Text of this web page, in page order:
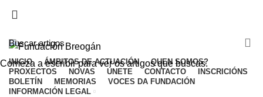
INICIO ÁMBITOS DE ACTUACIÓN
QUEN SOMOS?
PROXECTOS
NOVAS ÚNETE CONTACTO
INSCRICIÓNS
BOLETÍN
MEMORIAS
VOCES DA FUNDACIÓN
INFORMACIÓN LEGAL
Comeza a escribir para ver os artigos que buscas.